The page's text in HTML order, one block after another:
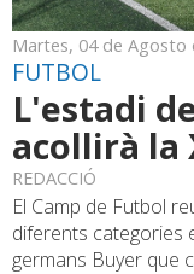
Martes, 04 de Agosto
FUTBOL
L'estadi
acollirà la
REDACCIÓ
El Camp de Futbol
diferents categories
germans Buyer que